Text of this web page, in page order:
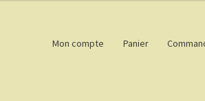
Mon compte Panier